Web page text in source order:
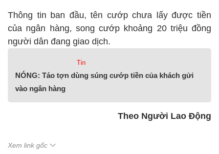
Thông tin ban đầu, tên cướp chưa lấy được tiền
của ngân hàng, song cướp khoảng 20 triệu đồng
người dân đang giao dịch.
Tin
NÓNG: Táo tợn dùng súng cướp tiền của khách gửi
vào ngân hàng
Theo Người Lao Động
Xem link gốc